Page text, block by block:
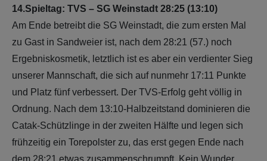
14.Spieltag: TVS – SG Weinstadt 28:25 (13:10)
Am Ende betreibt die SG Weinstadt, die zum ersten Mal
zu Gast in Sandweier ist, nach dem 28:21 (57.) noch
Ergebniskosmetik, letztlich ist es aber ein verdienter Sieg
unserer Mannschaft, die sich auf nunmehr 17:11 Punkte
und Platz fünf verbessert. Der TVS-Erfolg geht völlig in
Ordnung. Nach dem 13:10-Halbzeitstand dominieren die
Catak-Schützlinge in der zweiten Hälfte und legen sich
frühzeitig ein Torepolster zu, das erst gegen Ende nach